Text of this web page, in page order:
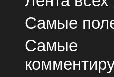
Самые
Самые